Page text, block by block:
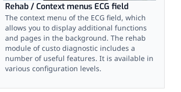
Rehab / Context menus ECG field
The context menu of the ECG field, which
allows you to display additional functions
and pages in the background. The rehab
module of custo diagnostic includes a
number of useful features. It is available in
various configuration levels.